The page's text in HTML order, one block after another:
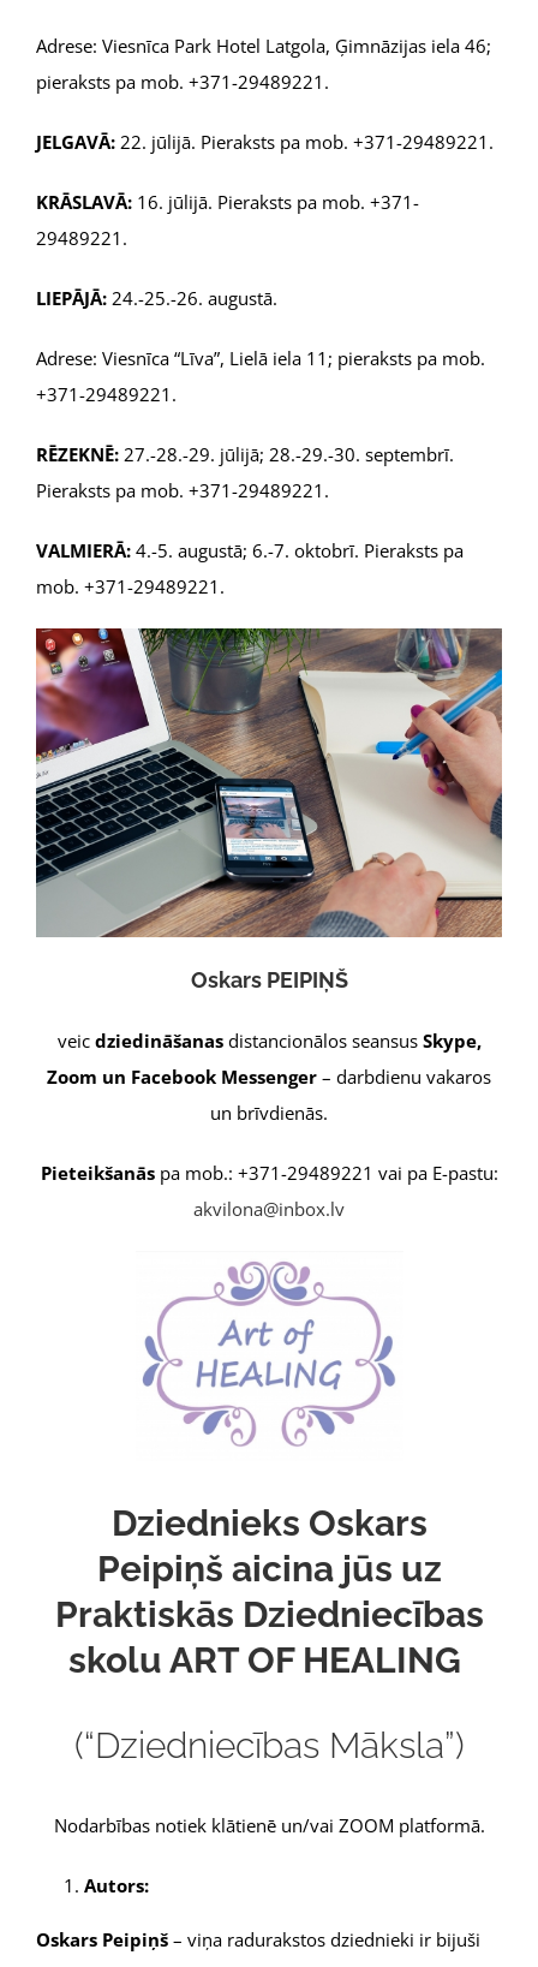
Adrese: Viesnīca Park Hotel Latgola, Ģimnāzijas iela 46;
pieraksts pa mob. +371-29489221.
JELGAVĀ: 22. jūlijā. Pieraksts pa mob. +371-29489221.
KRĀSLAVĀ: 16. jūlijā. Pieraksts pa mob. +371-
29489221.
LIEPĀJĀ: 24.-25.-26. augustā.
Adrese: Viesnīca “Līva”, Lielā iela 11; pieraksts pa mob.
+371-29489221.
RĒZEKNĒ: 27.-28.-29. jūlijā; 28.-29.-30. septembrī.
Pieraksts pa mob. +371-29489221.
VALMIERĀ: 4.-5. augustā; 6.-7. oktobrī. Pieraksts pa
mob. +371-29489221.
Oskars PEIPIŅŠ
veic dziedināšanas distancionālos seansus Skype,
Zoom un Facebook Messenger – darbdienu vakaros
un brīvdienās.
Pieteikšanāspa mob.: +371-29489221 vai pa E-pastu:
akvilona@inbox.lv
Dziednieks Oskars
Peipiņš aicina jūs uz
Praktiskās Dziedniecības
skolu ART OF HEALING
(“Dziedniecības Māksla”)
Nodarbības notiek klātienē un/vai ZOOM platformā.
Autors:
Oskars Peipiņš – viņa radurakstos dziednieki ir bijuši